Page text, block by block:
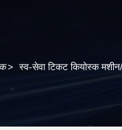
> स्व-सेवा टिकट कियोस्क